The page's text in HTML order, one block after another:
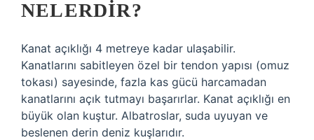
NELERDIR?
Kanat açıklığı 4 metreye kadar ulaşabilir.
Kanatlarını sabitleyen özel bir tendon yapısı (omuz
tokası) sayesinde, fazla kas gücü harcamadan
kanatlarını açık tutmayı başarırlar. Kanat açıklığı en
büyük olan kuştur. Albatroslar, suda uyuyan ve
beslenen derin deniz kuşlarıdır.